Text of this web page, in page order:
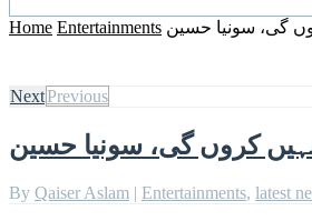
Home Entertainments گی، سونیا حسین
NextPrevious
کروں گی، سونیا حسین
By Qaiser Aslam | Entertainments, latest